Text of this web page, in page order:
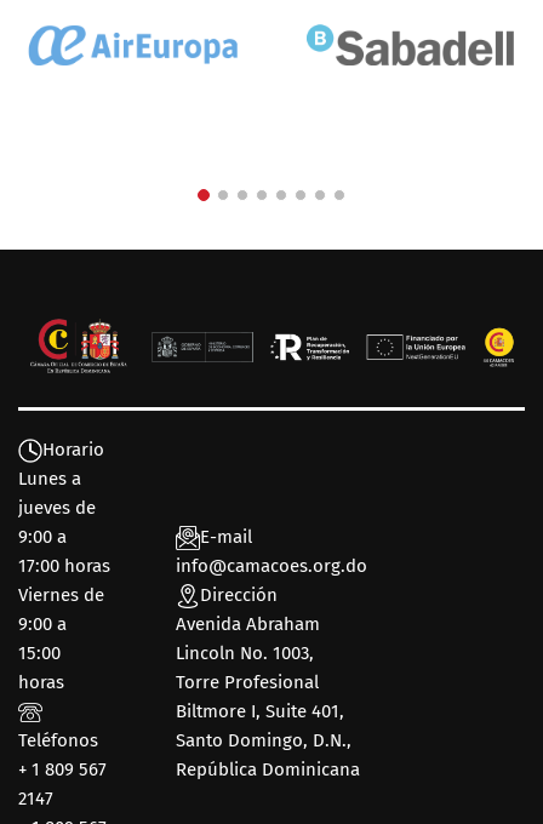
Horario
Lunes a
jueves de
9:00 a
17:00 horas
Viernes de
9:00 a
15:00
horas
Teléfonos
+ 1 809 567
2147
E-mail
info@camacoes.org.do
Dirección
Avenida Abraham
Lincoln No. 1003,
Torre Profesional
Biltmore I, Suite 401,
Santo Domingo, D.N.,
República Dominicana